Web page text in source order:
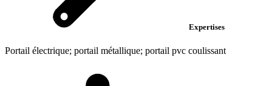
Expertises
Portail électrique; portail métallique; portail pvc coulissant